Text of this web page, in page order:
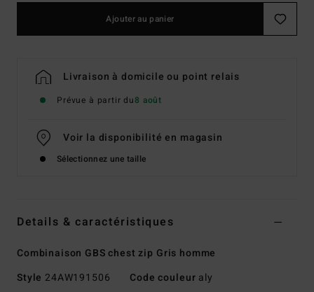
Ajouter au panier
Livraison à domicile ou point relais
Prévue à partir du8 août
Voir la disponibilité en magasin
Sélectionnez une taille
Details & caractéristiques
Combinaison GBS chest zip Gris homme
Style 24AW191506 Code couleur aly